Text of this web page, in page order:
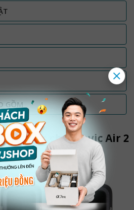
GỒM
Filter cho Mavic Air 2